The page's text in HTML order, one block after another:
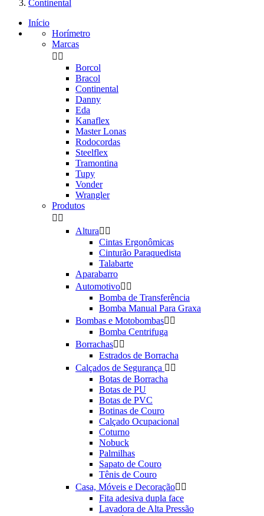
Continental
Início
Horímetro
Marcas
 
Borcol
Bracol
Continental
Danny
Eda
Kanaflex
Master Lonas
Rodocordas
Steelflex
Tramontina
Tupy
Vonder
Wrangler
Produtos
 
Altura 
Cintas Ergonômicas
Cinturão Paraquedista
Talabarte
Aparabarro
Automotivo 
Bomba de Transferência
Bomba Manual Para Graxa
Bombas e Motobombas 
Bomba Centrifuga
Borrachas 
Estrados de Borracha
Calçados de Segurança  
Botas de Borracha
Botas de PU
Botas de PVC
Botinas de Couro
Calçado Ocupacional
Coturno
Nobuck
Palmilhas
Sapato de Couro
Tênis de Couro
Casa, Móveis e Decoração 
Fita adesiva dupla face
Lavadora de Alta Pressão